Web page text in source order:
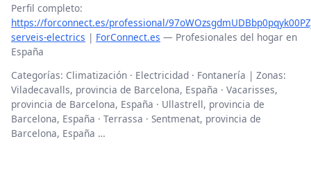
Perfil completo:
https://forconnect.es/professional/
serveis-electrics | ForConnect.es — Profesionales del hogar en
España
Categorías: Climatización · Electricidad · Fontanería | Zonas:
Viladecavalls, provincia de Barcelona, España · Vacarisses,
provincia de Barcelona, España · Ullastrell, provincia de
Barcelona, España · Terrassa · Sentmenat, provincia de
Barcelona, España …